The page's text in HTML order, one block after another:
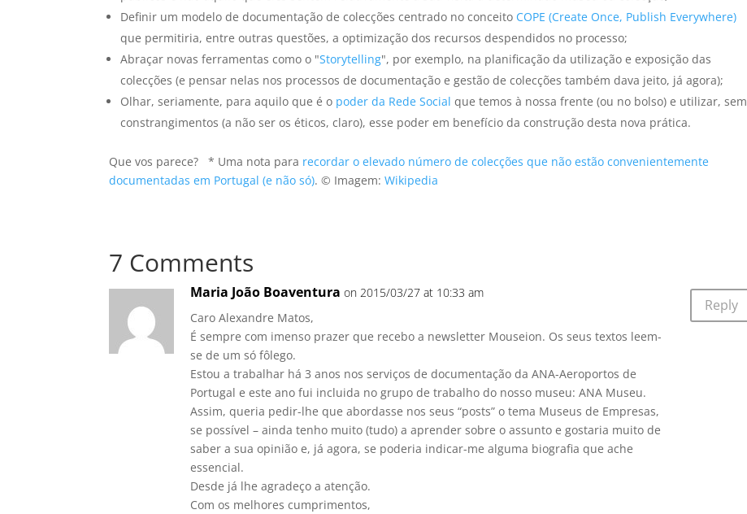
Definir um modelo de documentação de colecções centrado no conceito COPE (Create Once, Publish Everywhere)
que permitiria, entre outras questões, a optimização dos recursos despendidos no processo;
Abraçar novas ferramentas como o "Storytelling", por exemplo, na planificação da utilização e exposição das
colecções (e pensar nelas nos processos de documentação e gestão de colecções também dava jeito, já agora);
Olhar, seriamente, para aquilo que é o poder da Rede Social que temos à nossa frente (ou no bolso) e utilizar, sem
constrangimentos (a não ser os éticos, claro), esse poder em benefício da construção desta nova prática.
Que vos parece? * Uma nota para recordar o elevado número de colecções que não estão convenientemente
documentadas em Portugal (e não só). © Imagem:Wikipedia
7 Comments
Maria João Boaventura on 2015/03/27 at 10:33 am
Caro Alexandre Matos,
É sempre com imenso prazer que recebo a newsletter Mouseion. Os seus textos leem-
se de um só fôlego.
Estou a trabalhar há 3 anos nos serviços de documentação da ANA-Aeroportos de
Portugal e este ano fui incluida no grupo de trabalho do nosso museu: ANA Museu.
Assim, queria pedir-lhe que abordasse nos seus “posts” o tema Museus de Empresas,
se possível – ainda tenho muito (tudo) a aprender sobre o assunto e gostaria muito de
saber a sua opinião e, já agora, se poderia indicar-me alguma biografia que ache
essencial.
Desde já lhe agradeço a atenção.
Com os melhores cumprimentos,
Reply